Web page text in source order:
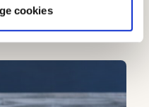
cookies